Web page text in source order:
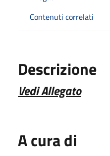
Contenuti correlati
Descrizione
Vedi Allegato
A cura di